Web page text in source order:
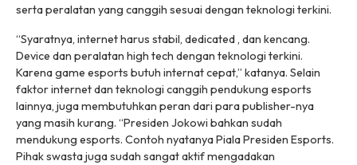
serta peralatan yang canggih sesuai dengan teknologi terkini.
“Syaratnya, internet harus stabil, dedicated , dan kencang.
Device dan peralatan high tech dengan teknologi terkini.
Karena game esports butuh internat cepat,” katanya. Selain
faktor internet dan teknologi canggih pendukung esports
lainnya, juga membutuhkan peran dari para publisher-nya
yang masih kurang. “Presiden Jokowi bahkan sudah
mendukung esports. Contoh nyatanya Piala Presiden Esports.
Pihak swasta juga sudah sangat aktif mengadakan